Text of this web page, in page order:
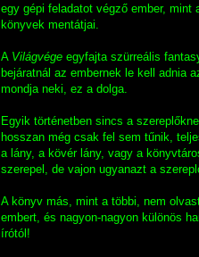
egy gépi feladatot végző ember, mint
könyvek mentátjai.
A Világvége egyfajta szürreális
bejáratnál az embernek le kell adnia
mondja neki, ez a dolga.
Egyik történetben sincs a
hosszan még csak fel sem tűnik,
a lány, a kövér lány, vagy a
szerepel, de vajon ugyanazt a
A könyv más, mint a többi, nem
embert, és nagyon-nagyon különös
írótól!